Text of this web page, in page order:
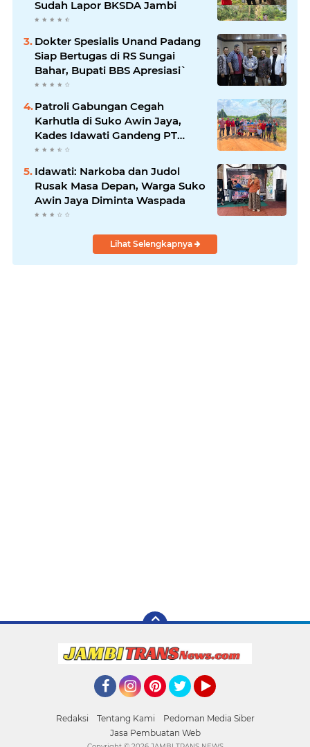
Sudah Lapor BKSDA Jambi
Dokter Spesialis Unand Padang
Siap Bertugas di RS Sungai
Bahar, Bupati BBS Apresiasi`
Patroli Gabungan Cegah
Karhutla di Suko Awin Jaya,
Kades Idawati Gandeng PT
BBB-S, TNI dan BPD
Idawati: Narkoba dan Judol
Rusak Masa Depan, Warga Suko
Awin Jaya Diminta Waspada
Lihat Selengkapnya
Redaksi Tentang Kami
Pedoman Media Siber
Jasa Pembuatan Web